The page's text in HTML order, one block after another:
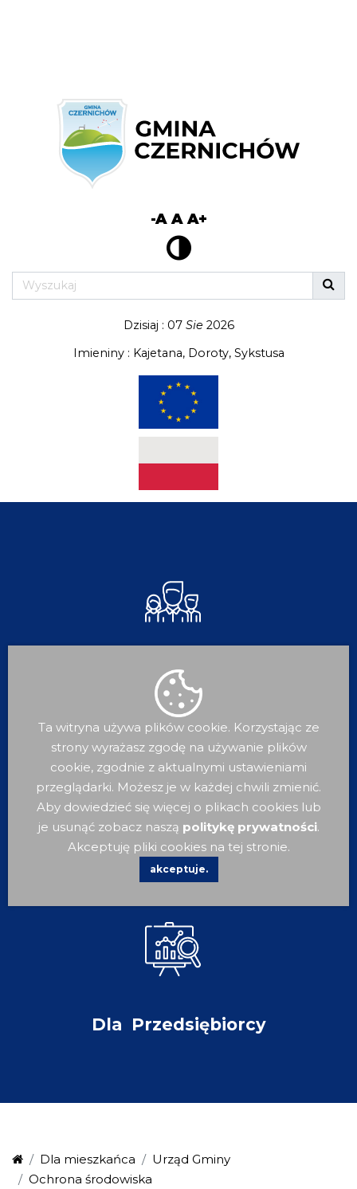
-AAA+
Dzisiaj : 07 Sie 2026
Imieniny : Kajetana, Doroty, Sykstusa
Mieszkańca
Dla Turysty
Dla Przedsiębiorcy
Dla mieszkańca
Urząd Gminy
Ochrona środowiska
Ta witryna używa plików cookie. Korzystając ze
strony wyrażasz zgodę na używanie plików
cookie, zgodnie z aktualnymi ustawieniami
przeglądarki. Możesz je w każdej chwili zmienić.
Aby dowiedzieć się więcej o plikach cookies lub
je usunąć zobacz naszą politykę prywatności.
Akceptuję pliki cookies na tej stronie.
akceptuje.